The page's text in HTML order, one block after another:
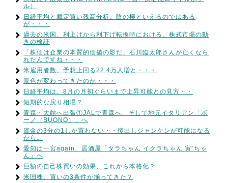
ル）
日経平均と裁定買い残高分析。陰の極といえるのではある
が・・・
過去の米国、利上げから利下げ転換時における、株式市場の動
きの検証
「株価は企業の本質的価値の影だ」石川臨太郎さんが亡くなら
れたんですね・・・
米雇用者数、予想上回る22.4万人増と・・・
景色が変わってきたのか・・・
日経平均は、8月の月初ぐらいまで上昇可能との見方・・
短期的な戻り相場？
青森・大館へ出張①JALで青森へ、そして地元イタリアン「ボ
ーノ（BUONO）」へ
資金の3分の1しか買わない・・後出しジャンケンが可能になる
から。
愛知は一宮again、居酒屋「タラちゃん イクラちゃん 寅”ちゃ
ん」へ
巨額の自己株買いの効果、これから本格化？
米国株、買いの3条件が揃ってきた？